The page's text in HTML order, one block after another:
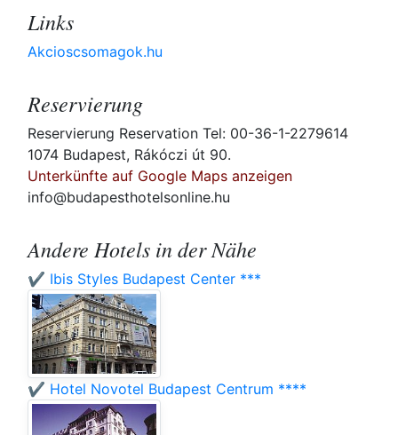
Links
Akcioscsomagok.hu
Reservierung
Reservierung Reservation Tel: 00-36-1-2279614
1074 Budapest, Rákóczi út 90.
Unterkünfte auf Google Maps anzeigen
info@budapesthotelsonline.hu
Andere Hotels in der Nähe
✔️ Ibis Styles Budapest Center ***
✔️ Hotel Novotel Budapest Centrum ****